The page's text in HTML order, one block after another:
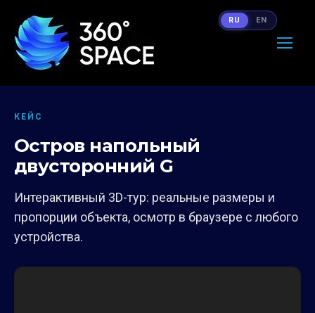
КЕЙС
Остров напольный
двусторонний G
Интерактивный 3D-тур: реальные размеры и
пропорции объекта, осмотр в браузере с любого
устройства.
RU EN